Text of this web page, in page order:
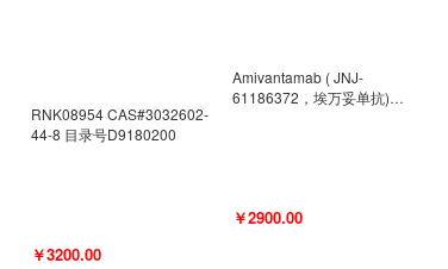
RNK08954 CAS#3032602-
44-8 目录号D9180200
￥3200.00
Amivantamab ( JNJ-
61186372，埃万妥单抗)
￥2900.00